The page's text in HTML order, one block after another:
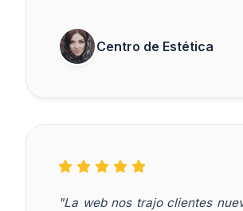
Centro de Estética
"La web nos trajo clientes